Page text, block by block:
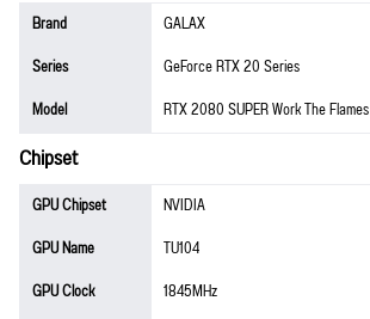
Brand
GALAX
Series
GeForce RTX 20 Series
Model
RTX 2080 SUPER Work The Flames
Chipset
GPU Chipset
NVIDIA
GPU Name
TU104
GPU Clock
1845MHz